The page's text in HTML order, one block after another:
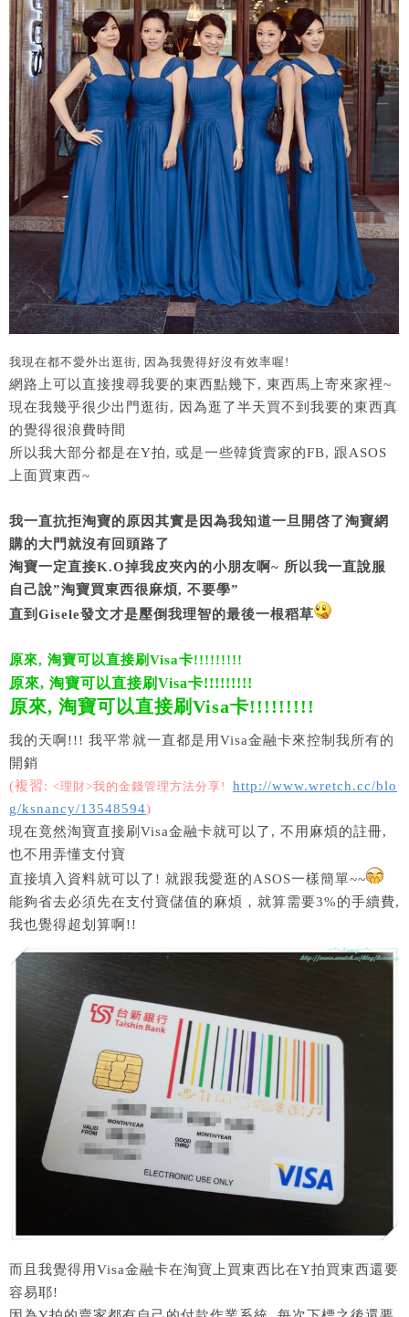
我現在都不愛外出逛街, 因為我覺得好沒有效率喔!
網路上可以直接搜尋我要的東西點幾下, 東西馬上寄來家裡~
現在我幾乎很少出門逛街, 因為逛了半天買不到我要的東西真
的覺得很浪費時間
所以我大部分都是在Y拍, 或是一些韓貨賣家的FB, 跟ASOS
上面買東西~
我一直抗拒淘寶的原因其實是因為我知道一旦開啓了淘寶網
購的大門就沒有回頭路了
淘寶一定直接K.O掉我皮夾內的小朋友啊~ 所以我一直說服
自己說”淘寶買東西很麻煩, 不要學”
直到Gisele發文才是壓倒我理智的最後一根稻草
原來, 淘寶可以直接刷Visa卡!!!!!!!!!
原來, 淘寶可以直接刷Visa卡!!!!!!!!!
原來, 淘寶可以直接刷Visa卡!!!!!!!!!
我的天啊!!! 我平常就一直都是用Visa金融卡來控制我所有的
開銷
(複習: <理財>我的金錢管理方法分享! http://www.wretch.cc/blo
g/ksnancy/13548594)
現在竟然淘寶直接刷Visa金融卡就可以了, 不用麻煩的註冊,
也不用弄懂支付寶
直接填入資料就可以了! 就跟我愛逛的ASOS一樣簡單~~
能夠省去必須先在支付寶儲值的麻煩，就算需要3%的手續費,
我也覺得超划算啊!!
而且我覺得用Visa金融卡在淘寶上買東西比在Y拍買東西還要
容易耶!